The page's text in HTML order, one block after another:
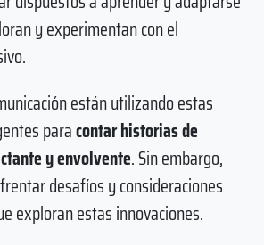
y experimentan con el
están utilizando estas
paracontar historias de
y envolvente. Sin embargo,
desafíos y consideraciones
exploran estas innovaciones.